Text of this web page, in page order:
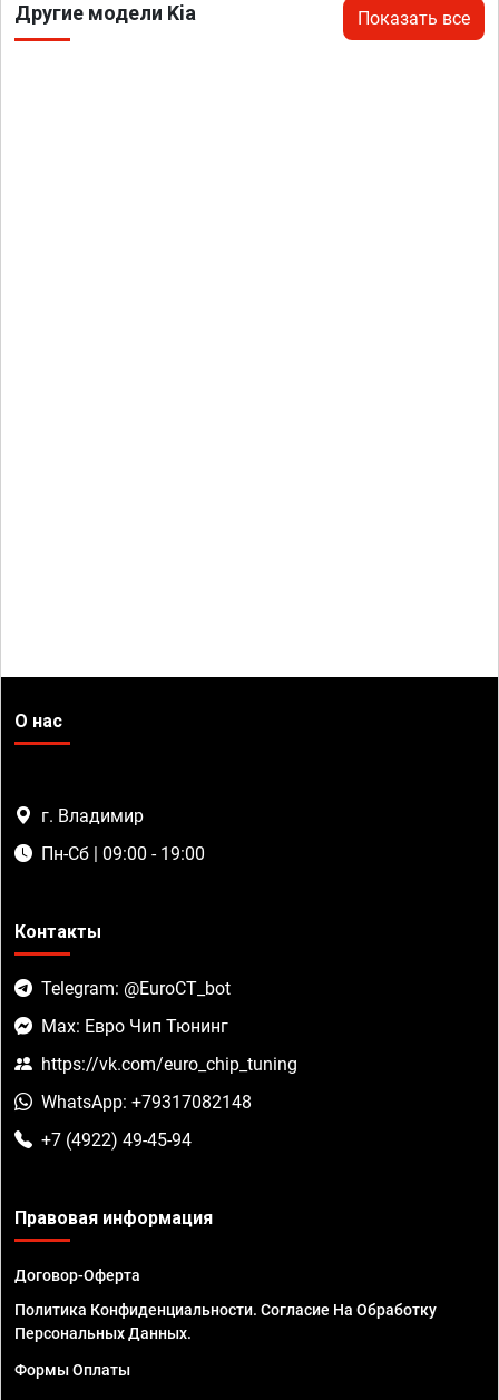
Другие модели Kia Показать все
О нас
г. Владимир
Пн-Сб | 09:00 - 19:00
Контакты
Telegram: @EuroCT_bot
Max: Евро Чип Тюнинг
https://vk.com/euro_chip_tuning
WhatsApp: +79317082148
+7 (4922) 49-45-94
Правовая информация
Договор-Оферта
Политика Конфиденциальности. Согласие На Обработку
Персональных Данных.
Формы Оплаты